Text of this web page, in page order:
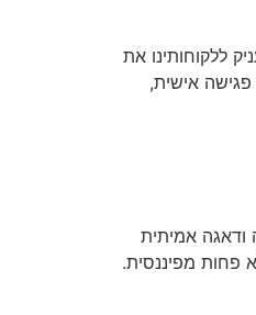
ללקוחותינו את
אישית,
ודאגה אמיתית
מפיננסית.